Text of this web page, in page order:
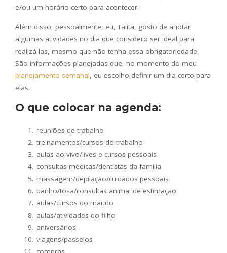
e/ou um horário certo para acontecer.
Além disso, pessoalmente, eu, Talita, gosto de anotar
algumas atividades no dia que considero ser ideal para
realizá-las, mesmo que não tenha essa obrigatoriedade.
São informações planejadas que, no momento do meu
planejamento semanal, eu escolho definir um dia certo para
elas.
O que colocar na agenda:
reuniões de trabalho
treinamentos/cursos do trabalho
aulas ao vivo/lives e cursos pessoais
consultas médicas/dentistas da família
massagem/depilação/cuidados pessoais
banho/tosa/consultas animal de estimação
aulas/cursos do marido
aulas/atividades do filho
aniversários
viagens/passeios